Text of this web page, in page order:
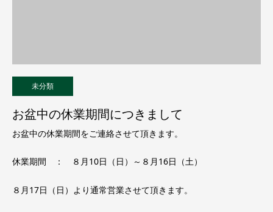
未分類
お盆中の休業期間につきまして
お盆中の休業期間をご連絡させて頂きます。
休業期間 ： ８月10日（日）～８月16日（土）
８月17日（日）より通常営業させて頂きます。